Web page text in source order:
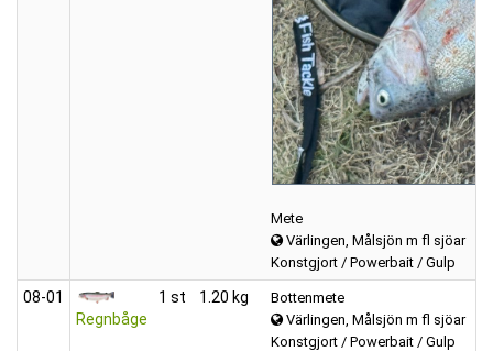
Mete
Värlingen, Målsjön m fl sjöar
Konstgjort / Powerbait / Gulp
08‑01
Regnbåge
1 st 1.20 kg
Bottenmete
Värlingen, Målsjön m fl sjöar
Konstgjort / Powerbait / Gulp